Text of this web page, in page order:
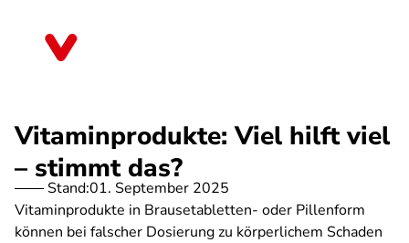
Vitaminprodukte: Viel hilft viel
– stimmt das?
Stand:01. September 2025
Vitaminprodukte in Brausetabletten- oder Pillenform
können bei falscher Dosierung zu körperlichem Schaden